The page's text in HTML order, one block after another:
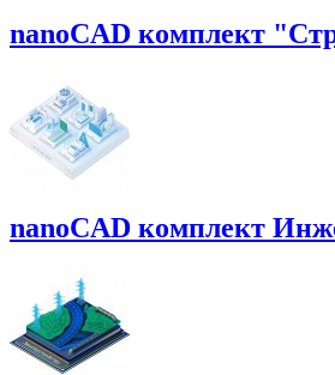
nanoCAD комплект
nanoCAD комплект